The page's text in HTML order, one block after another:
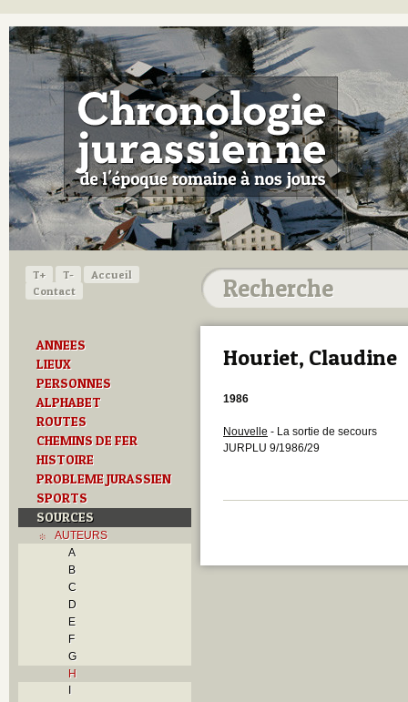
T+ T-
Accueil
Contact
ANNEES
LIEUX
PERSONNES
ALPHABET
ROUTES
CHEMINS DE FER
HISTOIRE
PROBLEME JURASSIEN
SPORTS
SOURCES
AUTEURS
A
B
C
D
E
F
G
H
I
Houriet, Claudine
1986
Nouvelle - La sortie de secours
JURPLU 9/1986/29